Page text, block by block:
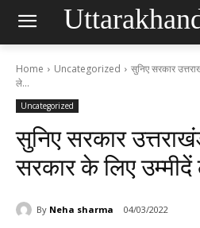
Home Uncategorized
सुनिए सरकार
ले...
Uncategorized
सुनिए सरकार
सरकार के लिए
By Neha sharma 04/03/2022